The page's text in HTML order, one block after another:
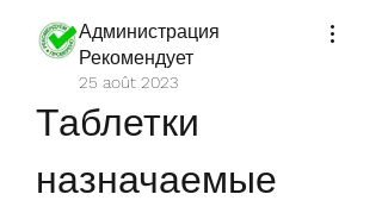
Администрация
Рекомендует
25 août 2023
Таблетки
назначаемые